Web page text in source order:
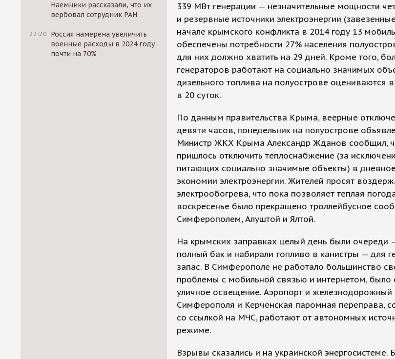
Наемники рассказали, что их
вербовал сотрудник РАН
22:20 Россия намерена увеличить
военные расходы в 2024 году
почти на 70%
339 МВт генерации — незначительные мощности
и резервные источники электроэнергии
начале крымского конфликта в 2014 году 13
обеспечены потребности 27% населения
для них должно хватить на 29 дней. Кроме того,
генераторов работают на социально значимых
дизельного топлива на полуострове оцениваются
в 20 суток.
По данным правительства Крыма, веерные
девяти часов, понедельник на полуострове
Министр ЖКХ Крыма Александр Жданов сообщил,
пришлось отключить теплоснабжение (за
питающих социально значимые объекты) в
экономии электроэнергии. Жителей просят
электрообогрева, что пока позволяет теплая
воскресенье было прекращено троллейбусное
Симферополем, Алуштой и Ялтой.
На крымских заправках целый день были очереди
полный бак и набирали топливо в канистры — для
запас. В Симферополе не работало большинство
проблемы с мобильной связью и интернетом, было
уличное освещение. Аэропорт и железнодорожный
Симферополя и Керченская паромная переправа,
со ссылкой на МЧС, работают от автономных
режиме.
Взрывы сказались и на украинской энергосистеме.